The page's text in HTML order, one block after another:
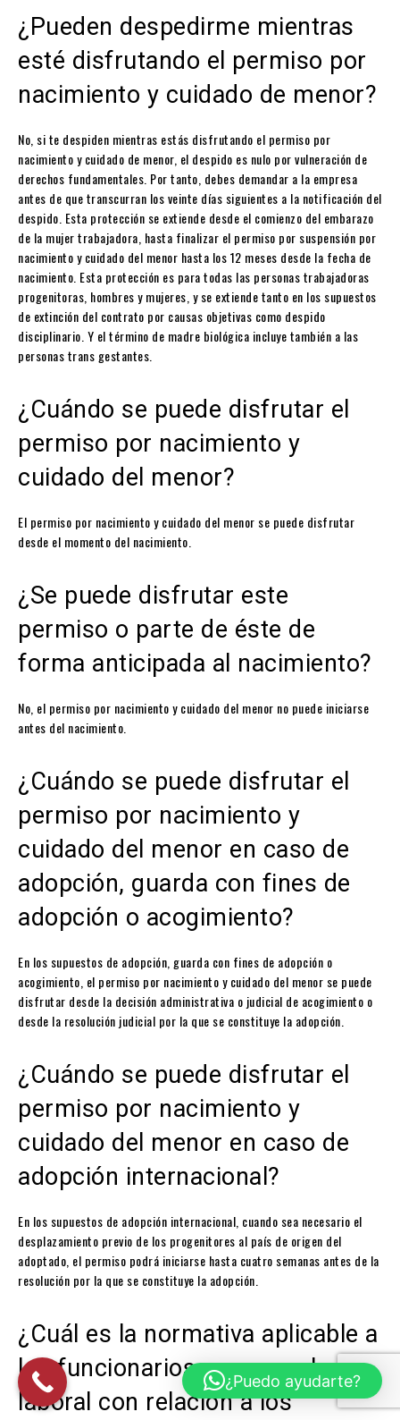
¿Pueden despedirme mientras
esté disfrutando el permiso por
nacimiento y cuidado de menor?
No, si te despiden mientras estás disfrutando el permiso por
nacimiento y cuidado de menor, el despido es nulo por vulneración de
derechos fundamentales. Por tanto, debes demandar a la empresa
antes de que transcurran los veinte días siguientes a la notificación del
despido. Esta protección se extiende desde el comienzo del embarazo
de la mujer trabajadora, hasta finalizar el permiso por suspensión por
nacimiento y cuidado del menor hasta los 12 meses desde la fecha de
nacimiento. Esta protección es para todas las personas trabajadoras
progenitoras, hombres y mujeres, y se extiende tanto en los supuestos
de extinción del contrato por causas objetivas como despido
disciplinario. Y el término de madre biológica incluye también a las
personas trans gestantes.
¿Cuándo se puede disfrutar el
permiso por nacimiento y
cuidado del menor?
El permiso por nacimiento y cuidado del menor se puede disfrutar
desde el momento del nacimiento.
¿Se puede disfrutar este
permiso o parte de éste de
forma anticipada al nacimiento?
No, el permiso por nacimiento y cuidado del menor no puede iniciarse
antes del nacimiento.
¿Cuándo se puede disfrutar el
permiso por nacimiento y
cuidado del menor en caso de
adopción, guarda con fines de
adopción o acogimiento?
En los supuestos de adopción, guarda con fines de adopción o
acogimiento, el permiso por nacimiento y cuidado del menor se puede
disfrutar desde la decisión administrativa o judicial de acogimiento o
desde la resolución judicial por la que se constituye la adopción.
¿Cuándo se puede disfrutar el
permiso por nacimiento y
cuidado del menor en caso de
adopción internacional?
En los supuestos de adopción internacional, cuando sea necesario el
desplazamiento previo de los progenitores al país de origen del
adoptado, el permiso podrá iniciarse hasta cuatro semanas antes de la
resolución por la que se constituye la adopción.
¿Cuál es la normativa aplicable a
los funcionarios y personal
laboral con relación a los
¿Puedo ayudarte?